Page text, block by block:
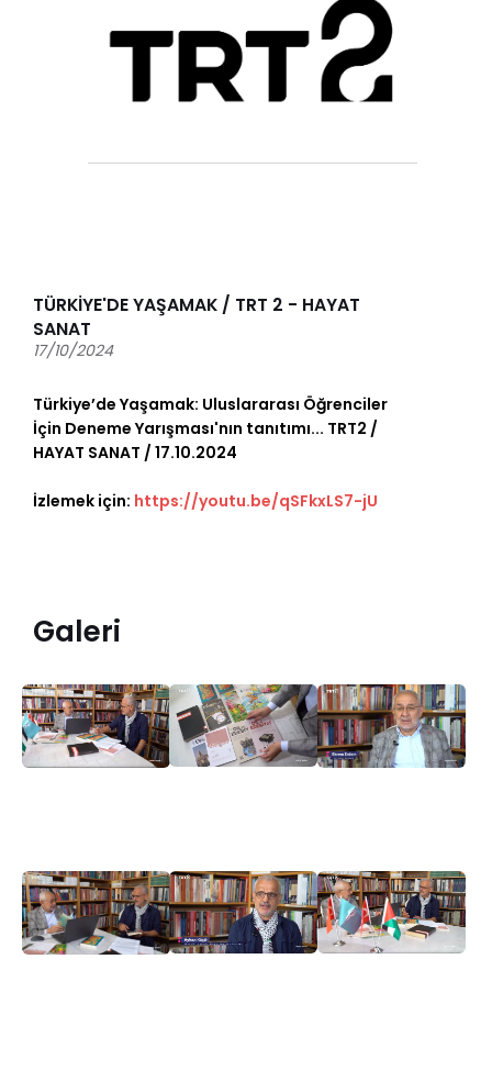
TÜRKİYE'DE YAŞAMAK / TRT 2 - HAYAT
SANAT
17/10/2024
Türkiye’de Yaşamak: Uluslararası Öğrenciler
İçin Deneme Yarışması'nın tanıtımı... TRT2 /
HAYAT SANAT / 17.10.2024
İzlemek için: https://youtu.be/qSFkxLS7-jU
Galeri